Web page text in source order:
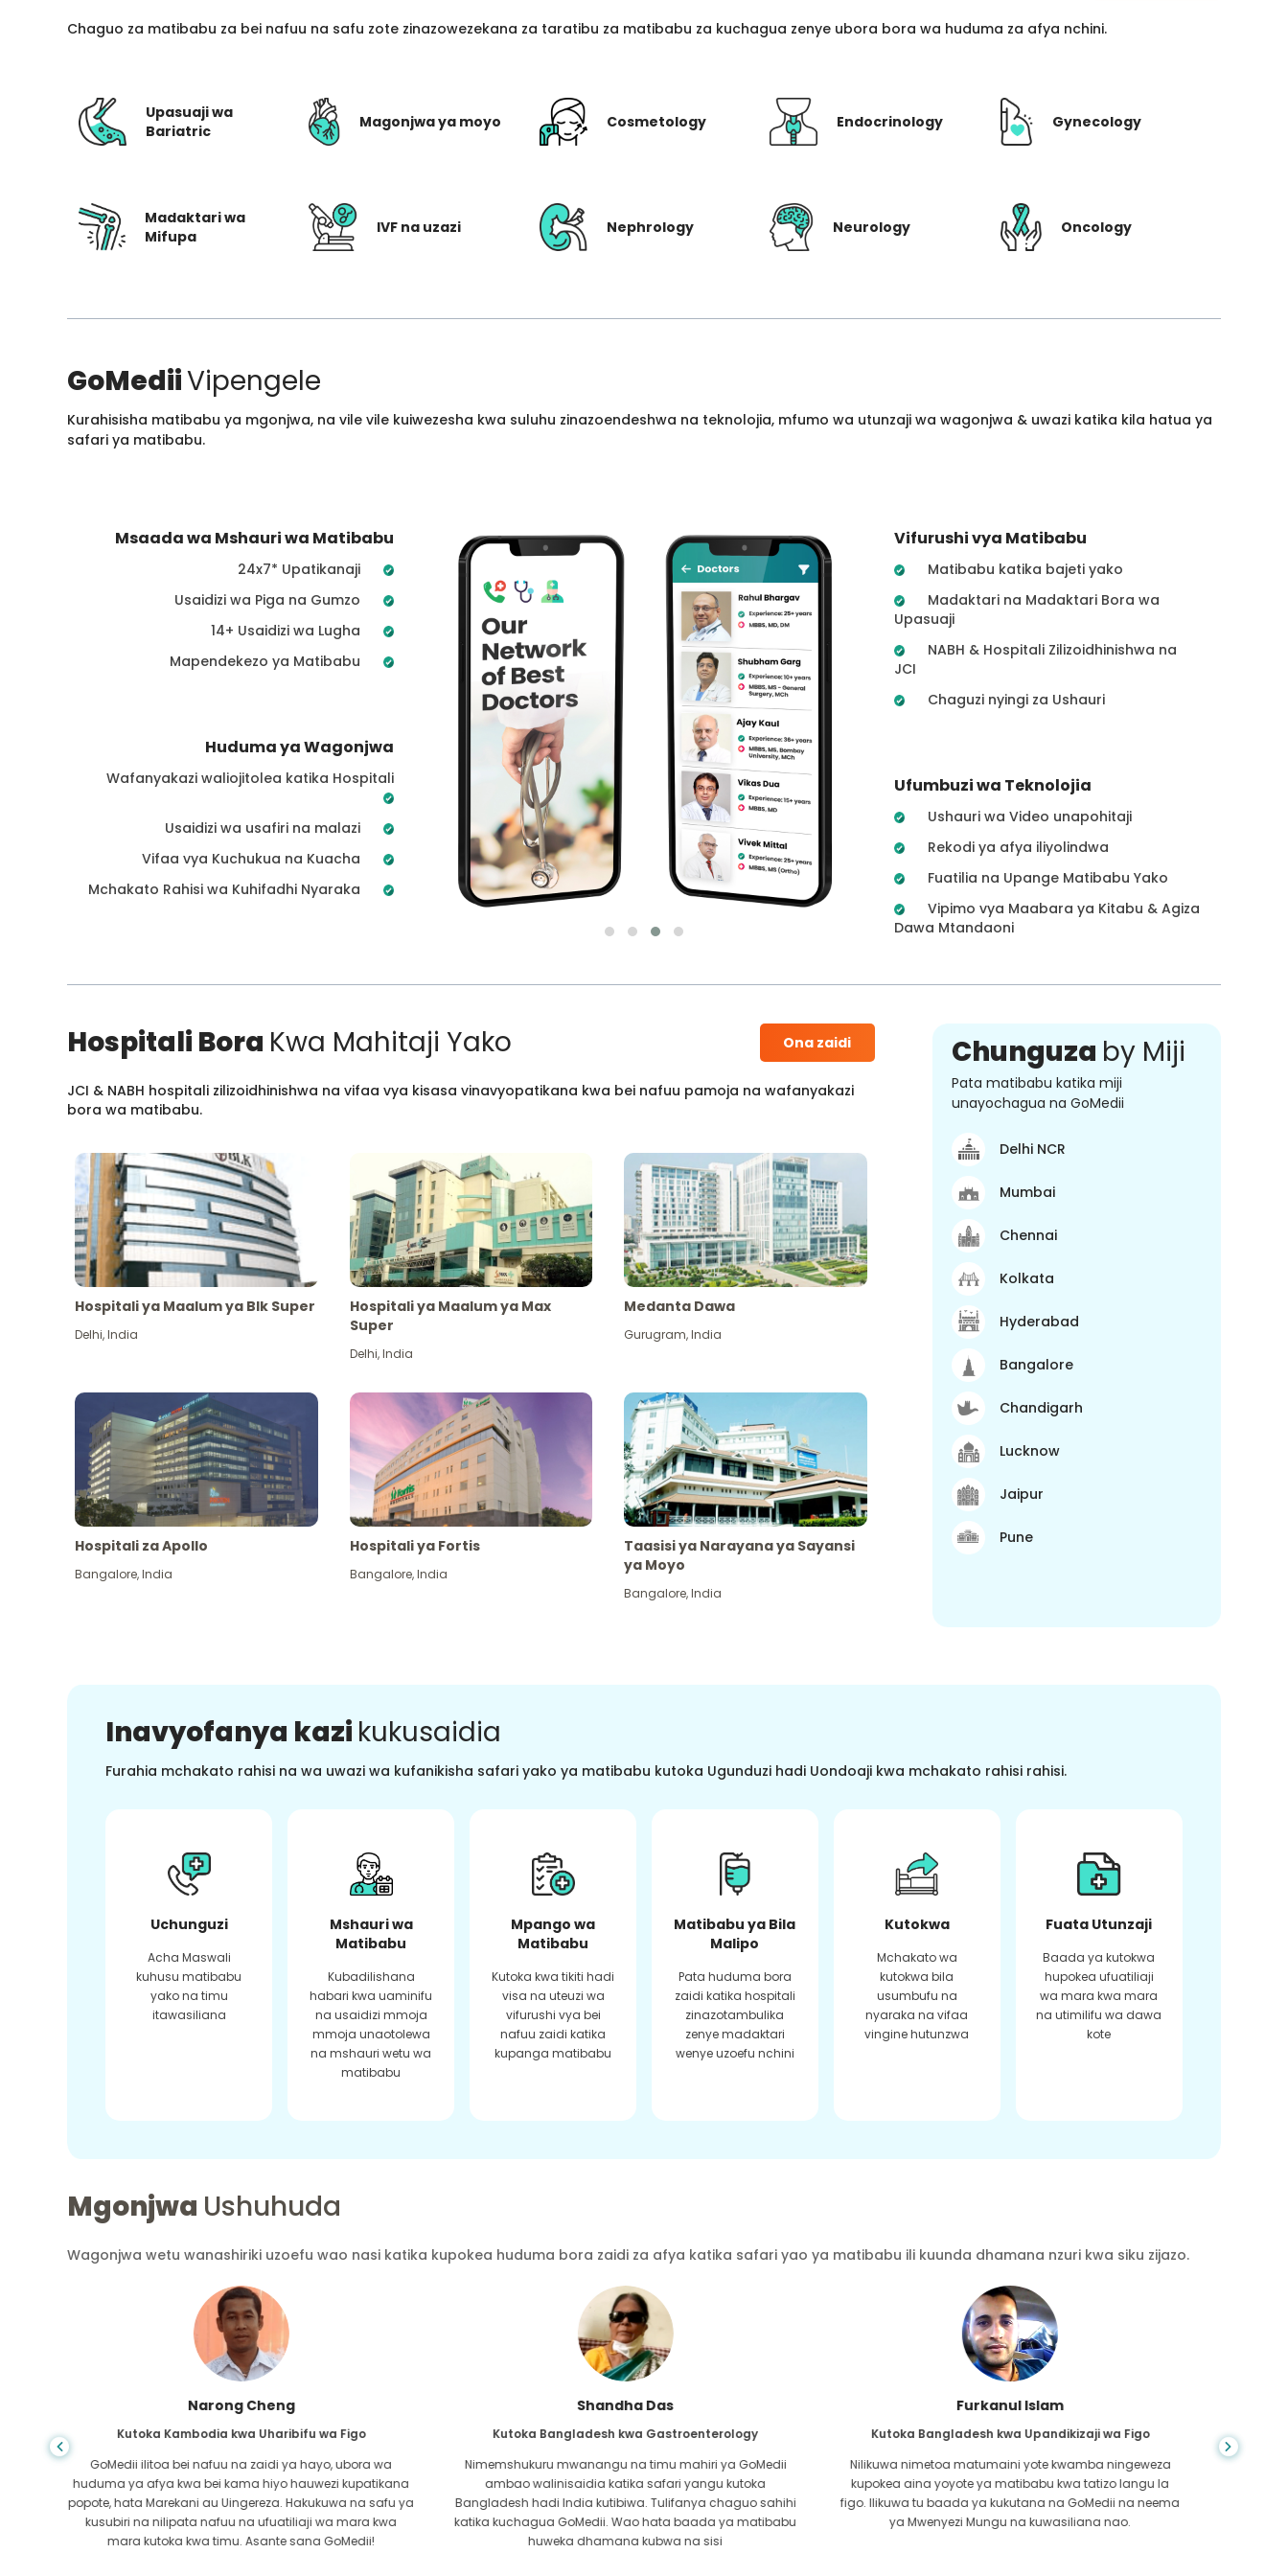
Chaguo za matibabu za bei nafuu na safu zote zinazowezekana za taratibu za matibabu za kuchagua zenye ubora bora wa huduma za afya nchini.
Upasuaji wa
Bariatric
Magonjwa ya moyo Cosmetology Endocrinology Gynecology
Madaktari wa
Mifupa
IVF na uzazi Nephrology Neurology Oncology
GoMediiVipengele
Kurahisisha matibabu ya mgonjwa, na vile vile kuiwezesha kwa suluhu zinazoendeshwa na teknolojia, mfumo wa utunzaji wa wagonjwa & uwazi katika kila hatua ya
safari ya matibabu.
Msaada wa Mshauri wa Matibabu
24x7* Upatikanaji
Usaidizi wa Piga na Gumzo
14+ Usaidizi wa Lugha
Mapendekezo ya Matibabu
Huduma ya Wagonjwa
Wafanyakazi waliojitolea katika Hospitali
Usaidizi wa usafiri na malazi
Vifaa vya Kuchukua na Kuacha
Mchakato Rahisi wa Kuhifadhi Nyaraka
Vifurushi vya Matibabu
Matibabu katika bajeti yako
Madaktari na Madaktari Bora wa
Upasuaji
NABH & Hospitali Zilizoidhinishwa na
JCI
Chaguzi nyingi za Ushauri
Ufumbuzi wa Teknolojia
Ushauri wa Video unapohitaji
Rekodi ya afya iliyolindwa
Fuatilia na Upange Matibabu Yako
Vipimo vya Maabara ya Kitabu & Agiza
Dawa Mtandaoni
Hospitali Bora Kwa Mahitaji Yako Ona zaidi
JCI & NABH hospitali zilizoidhinishwa na vifaa vya kisasa vinavyopatikana kwa bei nafuu pamoja na wafanyakazi
bora wa matibabu.
Hospitali ya Maalum ya Blk Super
Delhi,India
Hospitali ya Maalum ya Max
Super
Delhi,India
Medanta Dawa
Gurugram,India
Hospitali za Apollo
Bangalore,India
Hospitali ya Fortis
Bangalore,India
Taasisi ya Narayana ya Sayansi
ya Moyo
Bangalore,India
Chunguza by Miji
Pata matibabu katika miji
unayochagua na GoMedii
Delhi NCR
Mumbai
Chennai
Kolkata
Hyderabad
Bangalore
Chandigarh
Lucknow
Jaipur
Pune
Inavyofanya kazi kukusaidia
Furahia mchakato rahisi na wa uwazi wa kufanikisha safari yako ya matibabu kutoka Ugunduzi hadi Uondoaji kwa mchakato rahisi rahisi.
Uchunguzi
Acha Maswali
kuhusu matibabu
yako na timu
itawasiliana
Mshauri wa
Matibabu
Kubadilishana
habari kwa uaminifu
na usaidizi mmoja
mmoja unaotolewa
na mshauri wetu wa
matibabu
Mpango wa
Matibabu
Kutoka kwa tikiti hadi
visa na uteuzi wa
vifurushi vya bei
nafuu zaidi katika
kupanga matibabu
Matibabu ya Bila
Malipo
Pata huduma bora
zaidi katika hospitali
zinazotambulika
zenye madaktari
wenye uzoefu nchini
Kutokwa
Mchakato wa
kutokwa bila
usumbufu na
nyaraka na vifaa
vingine hutunzwa
Fuata Utunzaji
Baada ya kutokwa
hupokea ufuatiliaji
wa mara kwa mara
na utimilifu wa dawa
kote
Mgonjwa Ushuhuda
Wagonjwa wetu wanashiriki uzoefu wao nasi katika kupokea huduma bora zaidi za afya katika safari yao ya matibabu ili kuunda dhamana nzuri kwa siku zijazo.
Shandha Das
Kutoka Bangladesh kwa Gastroenterology
Nimemshukuru mwanangu na timu mahiri ya GoMedii
ambao walinisaidia katika safari yangu kutoka
Bangladesh hadi India kutibiwa. Tulifanya chaguo sahihi
katika kuchagua GoMedii. Wao hata baada ya matibabu
huweka dhamana kubwa na sisi
Furkanul Islam
Kutoka Bangladesh kwa Upandikizaji wa Figo
Nilikuwa nimetoa matumaini yote kwamba ningeweza
kupokea aina yoyote ya matibabu kwa tatizo langu la
figo. Ilikuwa tu baada ya kukutana na GoMedii na neema
ya Mwenyezi Mungu na kuwasiliana nao.
Chea Sarath
Kutoka Kambodia kwa CKD
CKD ni hali ya maisha ya muda mrefu ambayo inazidi
kuwa mbaya. Niliteseka kwa muda mrefu na hatimaye
GoMedii na mmoja wa mshirika wao huko Kambodia
walinisaidia kutambua ilikuwa wakati wa kushikilia afya